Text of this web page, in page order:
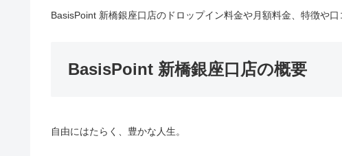
BasisPoint 新橋銀座口店のドロップイン料金や月額料金、特徴や
BasisPoint 新橋銀座口店の概要
自由にはたらく、豊かな人生。